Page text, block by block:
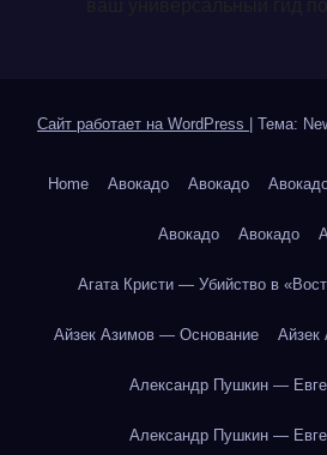
Сайт работает на WordPress Тема:
Home Авокадо Авокадо
Авокадо Авокадо
Агата Кристи — Убийство в
Айзек Азимов — Основание Айзек
Александр Пушкин —
Александр Пушкин —